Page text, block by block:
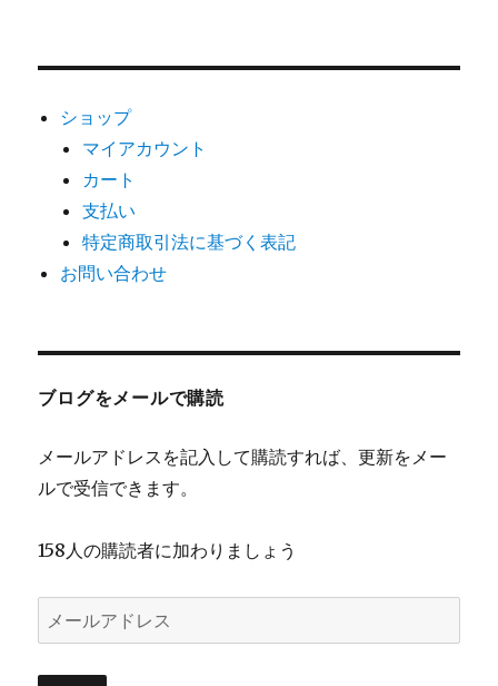
ショップ
マイアカウント
カート
支払い
特定商取引法に基づく表記
お問い合わせ
ブログをメールで購読
メールアドレスを記入して購読すれば、更新をメー
ルで受信できます。
158人の購読者に加わりましょう
ー
ル